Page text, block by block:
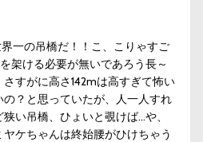
一の吊橋だ！！こ、こりゃすご
架ける必要が無いであろう長～
すがに高さ142mは高すぎて怖い
？と思っていたが、人一人すれ
い吊橋、ひょいと覗けば…や、
ケちゃんは終始腰がひけちゃう